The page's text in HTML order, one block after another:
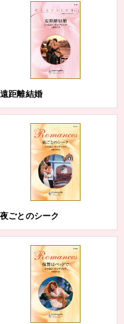
遠距離結婚
夜ごとのシーク